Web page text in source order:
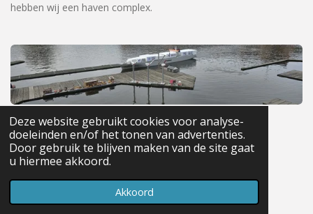
Deze website gebruikt cookies voor analyse-
doeleinden en/of het tonen van advertenties.
Door gebruik te blijven maken van de site gaat
u hiermee akkoord.
Akkoord
hebben wij een haven complex.
Powered byJouwWeb